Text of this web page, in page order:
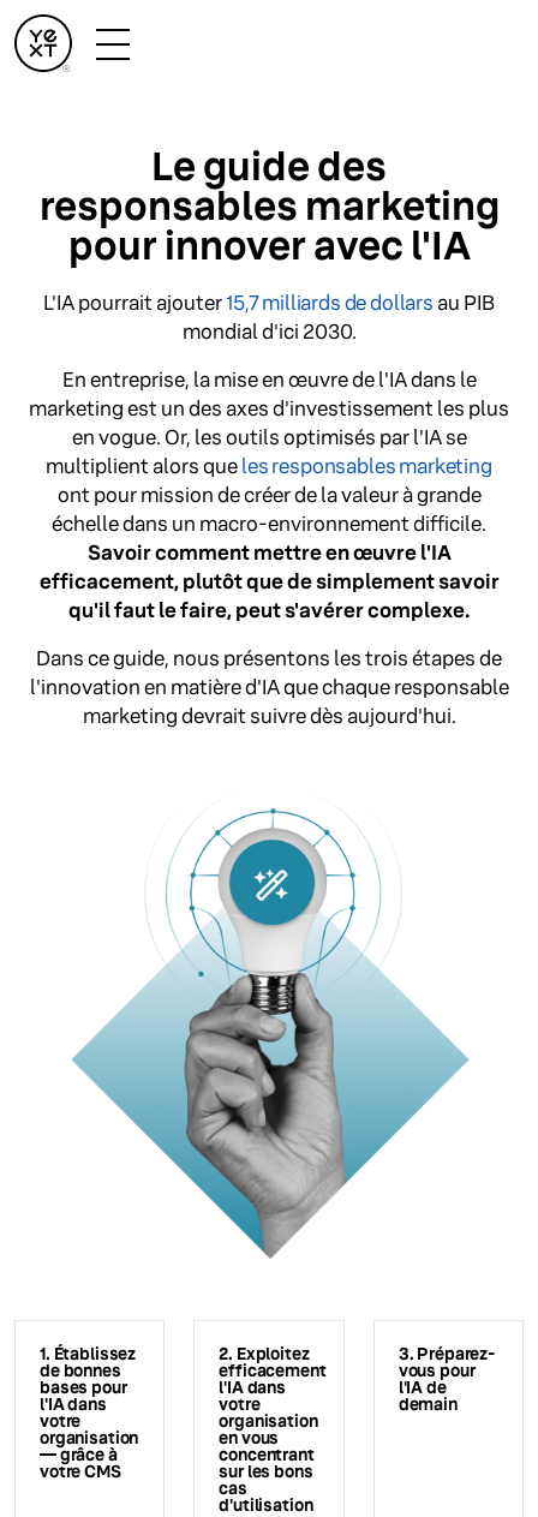
Le guide des
responsables marketing
pour innover avec l'IA
L'IA pourrait ajouter15,7 milliards de dollars au PIB
mondial d'ici 2030.
En entreprise, la mise en œuvre de l'IA dans le
marketing est un des axes d'investissement les plus
en vogue. Or, les outils optimisés par l'IA se
multiplient alors queles responsables marketing
ont pour mission de créer de la valeur à grande
échelle dans un macro-environnement difficile.
Savoir comment mettre en œuvre l'IA
efficacement, plutôt que de simplement savoir
qu'il faut le faire, peut s'avérer complexe.
Dans ce guide, nous présentons les trois étapes de
l'innovation en matière d'IA que chaque responsable
marketing devrait suivre dès aujourd'hui.
1. Établissez
de bonnes
bases pour
l'IA dans
votre
organisation
— grâce à
votre CMS
2. Exploitez
efficacement
l'IA dans
votre
organisation
en vous
concentrant
sur les bons
cas
d'utilisation
3. Préparez-
vous pour
l'IA de
demain